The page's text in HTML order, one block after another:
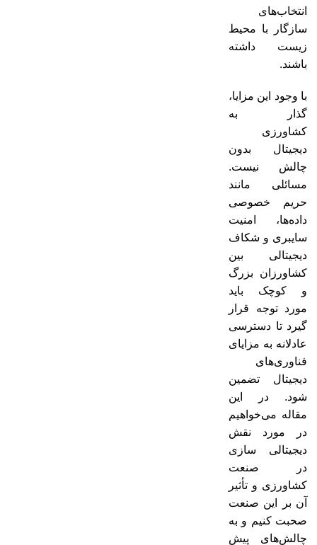
انتخاب‌های
سازگار با محیط
زیست داشته
باشند.
با وجود این مزایا،
گذار به
کشاورزی
دیجیتال بدون
چالش نیست.
مسائلی مانند
حریم خصوصی
داده‌ها، امنیت
سایبری و شکاف
دیجیتالی بین
کشاورزان بزرگ
و کوچک باید
مورد توجه قرار
گیرد تا دسترسی
عادلانه به مزایای
فناوری‌های
دیجیتال تضمین
شود. در این
مقاله می‌خواهیم
در مورد نقش
دیجیتالی سازی
در صنعت
کشاورزی و تأثیر
آن بر این صنعت
صحبت کنیم و به
چالش‌های پیش